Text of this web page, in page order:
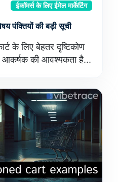
ईकॉमर्स के लिए ईमेल मार्केटिंग
पंक्तियों की बड़ी सूची
के लिए बेहतर दृष्टिकोण
की आवश्यकता है...